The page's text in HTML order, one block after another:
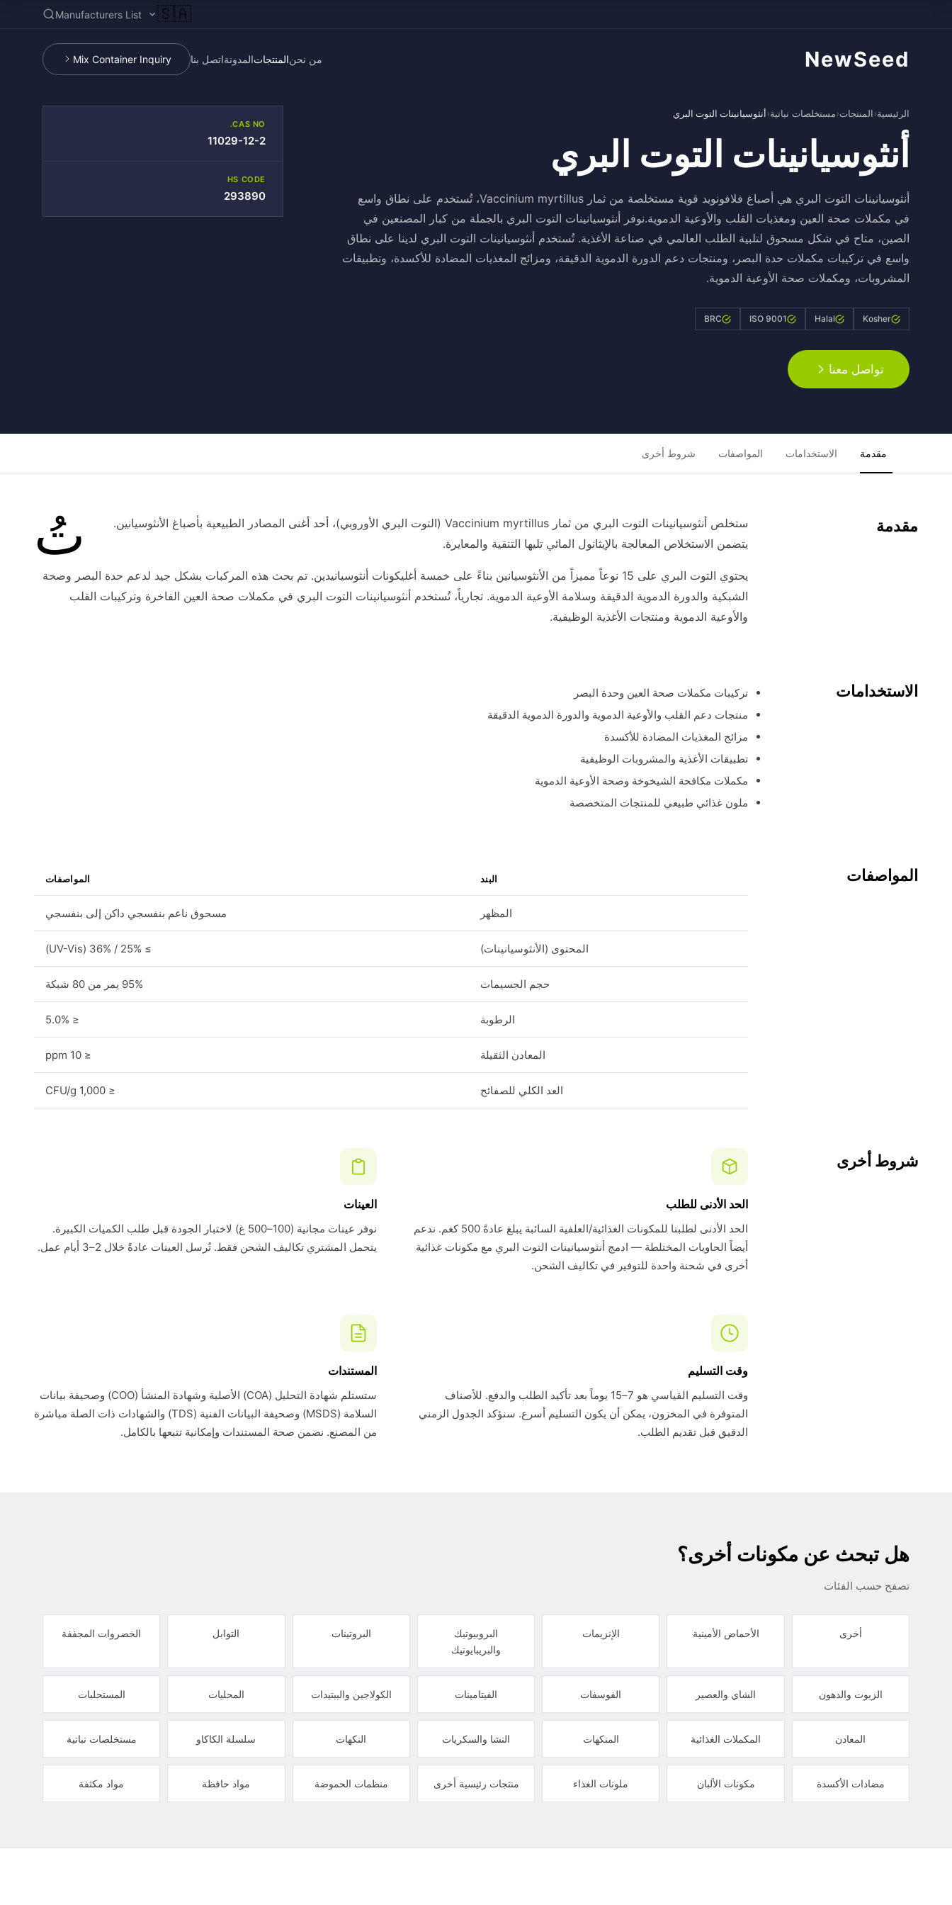
🇸🇦
Manufacturers List
NewSeed من نحنالمنتجاتالمدونةاتصل بنا Mix Container Inquiry
الرئيسية›المنتجات›مستخلصات نباتية›أنثوسيانينات التوت البري
أنثوسيانينات التوت البري
أنثوسيانينات التوت البري هي أصباغ فلافونويد قوية مستخلصة من ثمار Vaccinium myrtillus، تُستخدم على نطاق واسع
في مكملات صحة العين ومغذيات القلب والأوعية الدموية.نوفر أنثوسيانينات التوت البري بالجملة من كبار المصنعين في
الصين، متاح في شكل مسحوق لتلبية الطلب العالمي في صناعة الأغذية. تُستخدم أنثوسيانينات التوت البري لدينا على نطاق
واسع في تركيبات مكملات حدة البصر، ومنتجات دعم الدورة الدموية الدقيقة، ومزائج المغذيات المضادة للأكسدة، وتطبيقات
المشروبات، ومكملات صحة الأوعية الدموية.
Kosher
Halal
ISO 9001
BRC
تواصل معنا
CAS NO.
11029-12-2
HS CODE
293890
مقدمة الاستخدامات المواصفات شروط أخرى
مقدمة تُ
ستخلص أنثوسيانينات التوت البري من ثمار Vaccinium myrtillus (التوت البري الأوروبي)، أحد أغنى المصادر الطبيعية بأصباغ الأنثوسيانين.
يتضمن الاستخلاص المعالجة بالإيثانول المائي تليها التنقية والمعايرة.
يحتوي التوت البري على 15 نوعاً مميزاً من الأنثوسيانين بناءً على خمسة أغليكونات أنثوسيانيدين. تم بحث هذه المركبات بشكل جيد لدعم حدة البصر وصحة
الشبكية والدورة الدموية الدقيقة وسلامة الأوعية الدموية. تجارياً، تُستخدم أنثوسيانينات التوت البري في مكملات صحة العين الفاخرة وتركيبات القلب
والأوعية الدموية ومنتجات الأغذية الوظيفية.
الاستخدامات
تركيبات مكملات صحة العين وحدة البصر
منتجات دعم القلب والأوعية الدموية والدورة الدموية الدقيقة
مزائج المغذيات المضادة للأكسدة
تطبيقات الأغذية والمشروبات الوظيفية
مكملات مكافحة الشيخوخة وصحة الأوعية الدموية
ملون غذائي طبيعي للمنتجات المتخصصة
المواصفات البند المواصفات
المظهر مسحوق ناعم بنفسجي داكن إلى بنفسجي
المحتوى (الأنثوسيانينات) ≥ 25% / 36% (UV-Vis)
حجم الجسيمات 95% يمر من 80 شبكة
الرطوبة ≤ 5.0%
المعادن الثقيلة ≤ 10 ppm
العد الكلي للصفائح ≤ 1,000 CFU/g
شروط أخرى
الحد الأدنى للطلب
الحد الأدنى لطلبنا للمكونات الغذائية/العلفية السائبة يبلغ عادةً 500 كغم. ندعم
أيضاً الحاويات المختلطة — ادمج أنثوسيانينات التوت البري مع مكونات غذائية
أخرى في شحنة واحدة للتوفير في تكاليف الشحن.
العينات
نوفر عينات مجانية (100–500 غ) لاختبار الجودة قبل طلب الكميات الكبيرة.
يتحمل المشتري تكاليف الشحن فقط. تُرسل العينات عادةً خلال 2–3 أيام عمل.
وقت التسليم
وقت التسليم القياسي هو 7–15 يوماً بعد تأكيد الطلب والدفع. للأصناف
المتوفرة في المخزون، يمكن أن يكون التسليم أسرع. سنؤكد الجدول الزمني
الدقيق قبل تقديم الطلب.
المستندات
ستستلم شهادة التحليل (COA) الأصلية وشهادة المنشأ (COO) وصحيفة بيانات
السلامة (MSDS) وصحيفة البيانات الفنية (TDS) والشهادات ذات الصلة مباشرة
من المصنع. نضمن صحة المستندات وإمكانية تتبعها بالكامل.
هل تبحث عن مكونات أخرى؟
تصفح حسب الفئات
أخرى الأحماض الأمينية الإنزيمات
البروبيوتيك
والبريبايوتيك
البروتينات التوابل الخضروات المجففة
الزيوت والدهون الشاي والعصير الفوسفات الفيتامينات الكولاجين والببتيدات المحليات المستحلبات
المعادن المكملات الغذائية المنكهات النشا والسكريات النكهات سلسلة الكاكاو مستخلصات نباتية
مضادات الأكسدة مكونات الألبان ملونات الغذاء منتجات رئيسية أخرى منظمات الحموضة مواد حافظة مواد مكثفة